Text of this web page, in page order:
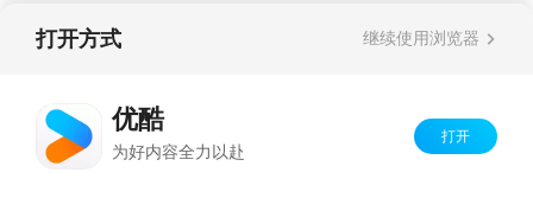
打开方式 继续使用浏览器
优酷
为好内容全力以赴
打开